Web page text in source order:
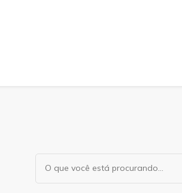
Procurando
algo?